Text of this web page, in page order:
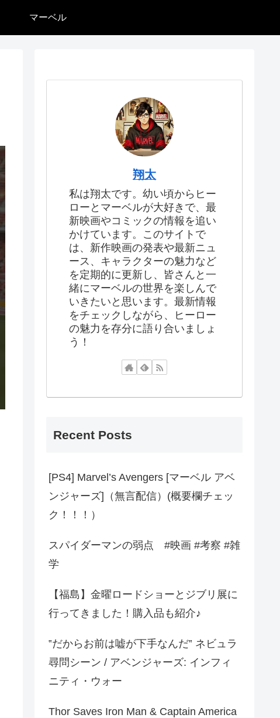
マーベル
翔太
私は翔太です。幼い頃からヒー
ローとマーベルが大好きで、最
新映画やコミックの情報を追い
かけています。このサイトで
は、新作映画の発表や最新ニュ
ース、キャラクターの魅力など
を定期的に更新し、皆さんと一
緒にマーベルの世界を楽しんで
いきたいと思います。最新情報
をチェックしながら、ヒーロー
の魅力を存分に語り合いましょ
う！
Recent Posts
[PS4] Marvel’s Avengers [マーベル アベ
ンジャーズ]（無言配信）(概要欄チェッ
ク！！！）
スパイダーマンの弱点 #映画 #考察 #雑
学
【福島】金曜ロードショーとジブリ展に
行ってきました！購入品も紹介♪
‟だからお前は嘘が下手なんだ‟ ネビュラ
尋問シーン / アベンジャーズ: インフィ
ニティ・ウォー
Thor Saves Iron Man & Captain America